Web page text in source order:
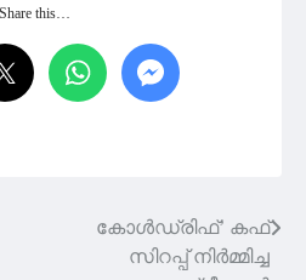
Share this…
കോള്‍ഡ്രിഫ്’ കഫ്
സിറപ്പ് നിര്‍മ്മിച്ച